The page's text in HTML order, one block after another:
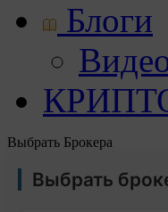
Блоги
Выбрать Брокера
Выбрать